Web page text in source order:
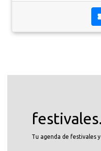
Tu agenda de festivales